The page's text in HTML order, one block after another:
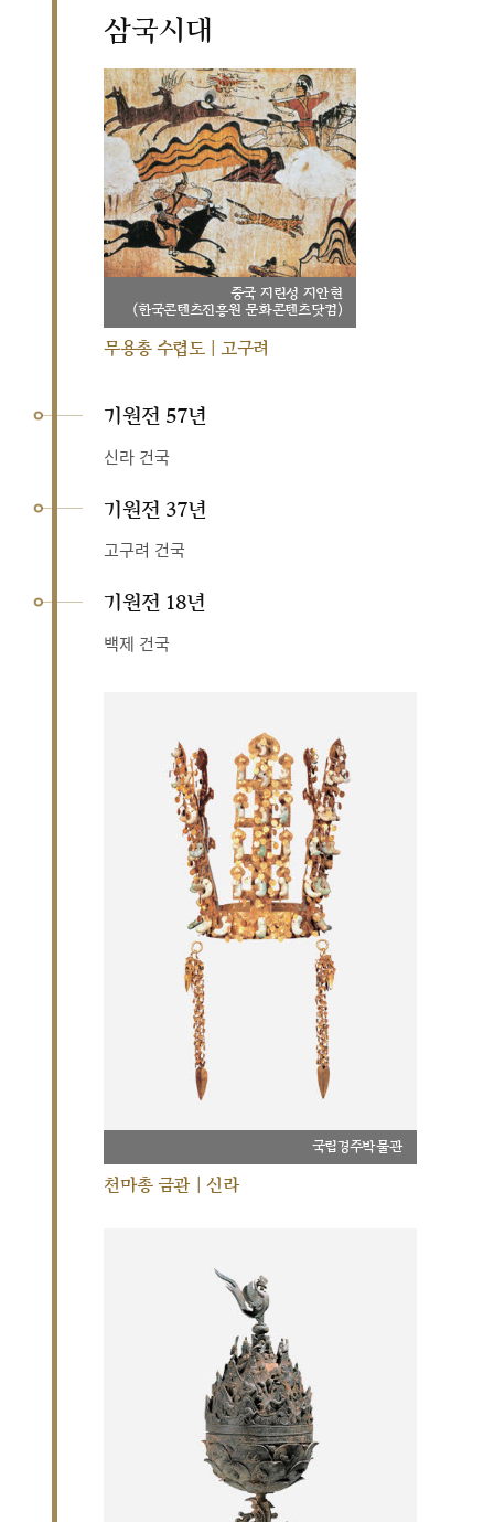
삼국시대
중국 지린성 지안현
(한국콘텐츠진흥원 문화콘텐츠닷컴)
무용총 수렵도 | 고구려
기원전 57년
신라 건국
기원전 37년
고구려 건국
기원전 18년
백제 건국
국립경주박물관
천마총 금관 | 신라